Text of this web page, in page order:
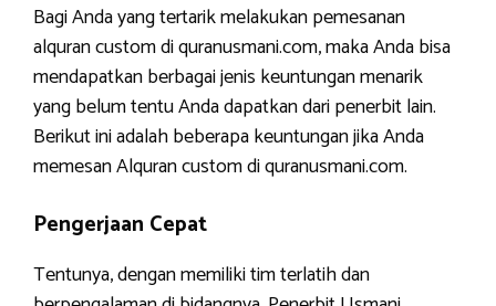
Bagi Anda yang tertarik melakukan pemesanan
alquran custom di quranusmani.com, maka Anda bisa
mendapatkan berbagai jenis keuntungan menarik
yang belum tentu Anda dapatkan dari penerbit lain.
Berikut ini adalah beberapa keuntungan jika Anda
memesan Alquran custom di quranusmani.com.
Pengerjaan Cepat
Tentunya, dengan memiliki tim terlatih dan